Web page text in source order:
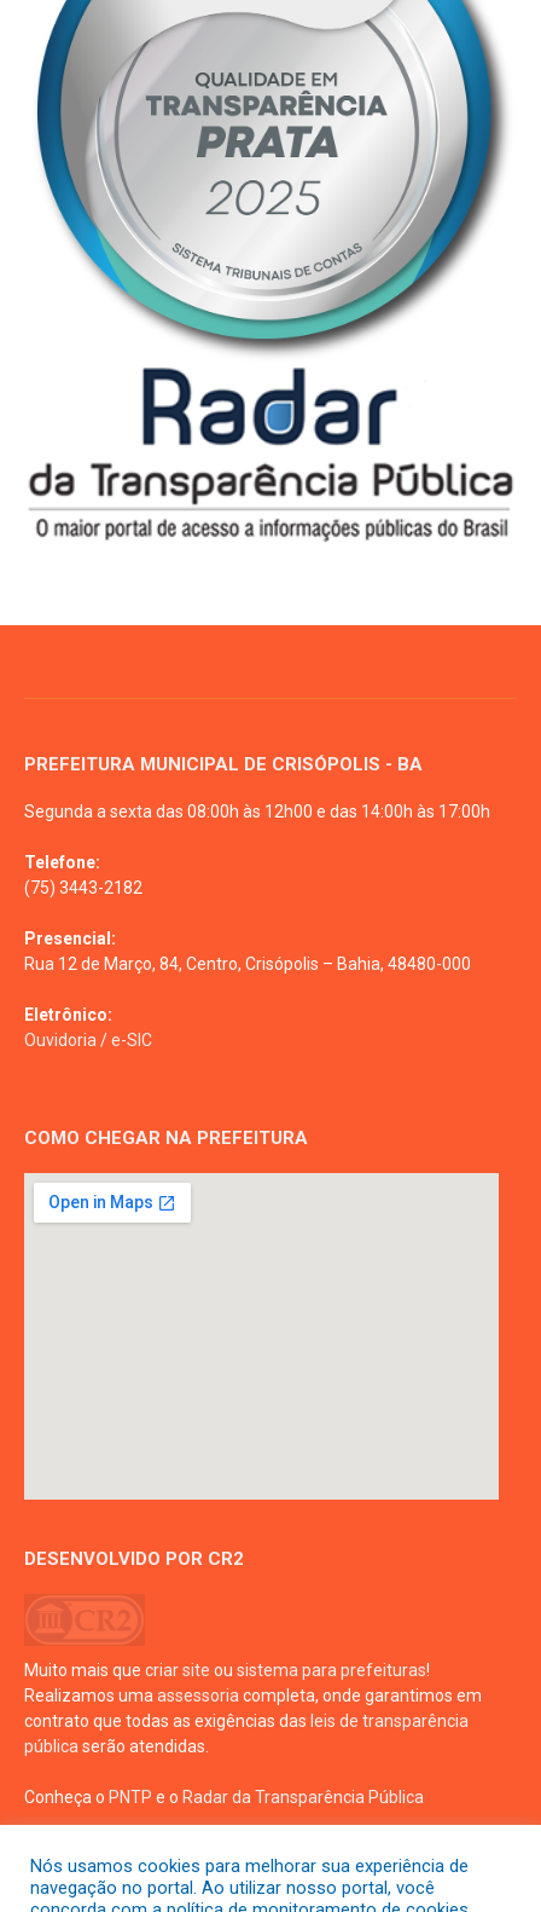
PREFEITURA MUNICIPAL DE CRISÓPOLIS - BA
Segunda a sexta das 08:00h às 12h00 e das 14:00h às 17:00h
Telefone:
(75) 3443-2182
Presencial:
Rua 12 de Março, 84, Centro, Crisópolis – Bahia, 48480-000
Eletrônico:
Ouvidoria /e-SIC
COMO CHEGAR NA PREFEITURA
DESENVOLVIDO POR CR2
Muito mais que criar site ou sistema para prefeituras!
Realizamos uma assessoria completa, onde garantimos em
contrato que todas as exigências das leis de transparência
pública serão atendidas.
Conheça o PNTP e o Radar da Transparência Pública
Nós usamos cookies para melhorar sua experiência de
navegação no portal. Ao utilizar nosso portal, você